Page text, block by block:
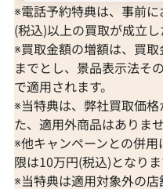
※電話予約特典は、事前
(税込)以上の買取が成立し
※買取金額の増額は、買
までとし、景品表示法そ
で適用されます。
※当特典は、弊社買取価
た、適用外商品はありませ
※他キャンペーンとの併
限は10万円(税込)となりま
※当特典は適用対象外の店